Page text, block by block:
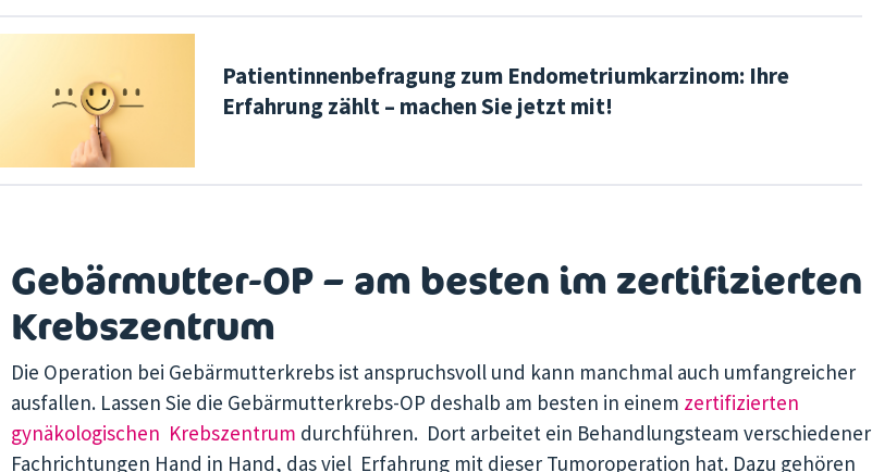
Patientinnenbefragung zum Endometriumkarzinom: Ihre
Erfahrung zählt – machen Sie jetzt mit!
Gebärmutter-OP – am besten im zertifizierten
Krebszentrum
Die Operation bei Gebärmutterkrebs ist anspruchsvoll und kann manchmal auch umfangreicher
ausfallen. Lassen Sie die Gebärmutterkrebs-OP deshalb am besten in einem zertifizierten
gynäkologischen Krebszentrum durchführen. Dort arbeitet ein Behandlungsteam verschiedener
Fachrichtungen Hand in Hand, das viel Erfahrung mit dieser Tumoroperation hat. Dazu gehören